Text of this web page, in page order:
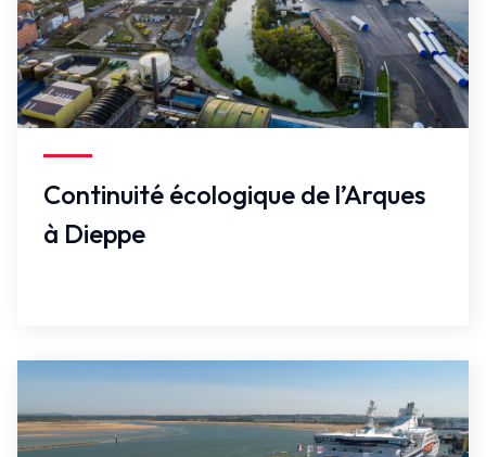
Continuité écologique de l’Arques
à Dieppe
Faux